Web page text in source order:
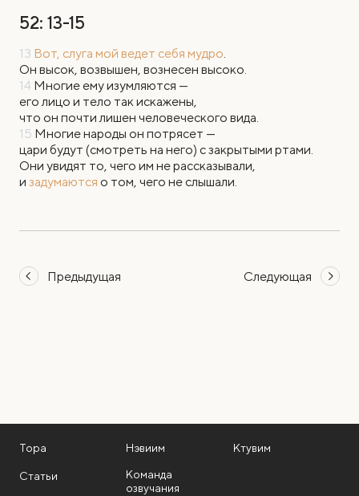
52: 13-15
13 Вот, слуга мой ведет себя мудро.
Он высок, возвышен, вознесен высоко.
14 Многие ему изумляются —
его лицо и тело так искажены,
что он почти лишен человеческого вида.
15 Многие народы он потрясет —
цари будут (смотреть на него) с закрытыми ртами.
Они увидят то, чего им не рассказывали,
и задумаются о том, чего не слышали.
Предыдущая Следующая
Тора Нэвиим Ктувим
Статьи
Команда
озвучания